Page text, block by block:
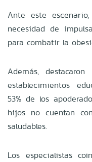
Ante este
necesidad de
para combatir la
Además,
establecimientos
53% de los
hijos no cuentan
saludables.
Los especialistas